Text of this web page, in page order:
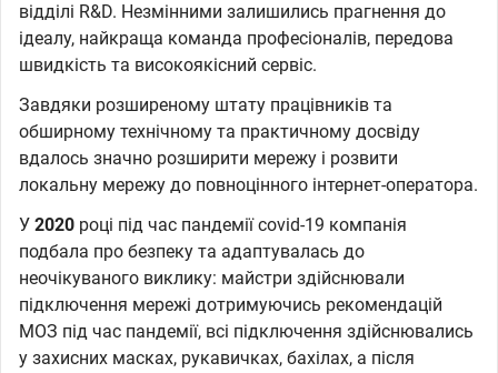
відділі R&D. Незмінними залишились прагнення до
ідеалу, найкраща команда професіоналів, передова
швидкість та високоякісний сервіс.
Завдяки розширеному штату працівників та
обширному технічному та практичному досвіду
вдалось значно розширити мережу і розвити
локальну мережу до повноцінного інтернет-оператора.
У 2020 році під час пандемії covid-19 компанія
подбала про безпеку та адаптувалась до
неочікуваного виклику: майстри здійснювали
підключення мережі дотримуючись рекомендацій
МОЗ під час пандемії, всі підключення здійснювались
у захисних масках, рукавичках, бахілах, а після